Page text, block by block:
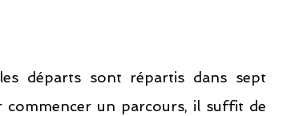
départs sont répartis dans sept
commencer un parcours, il suffit de